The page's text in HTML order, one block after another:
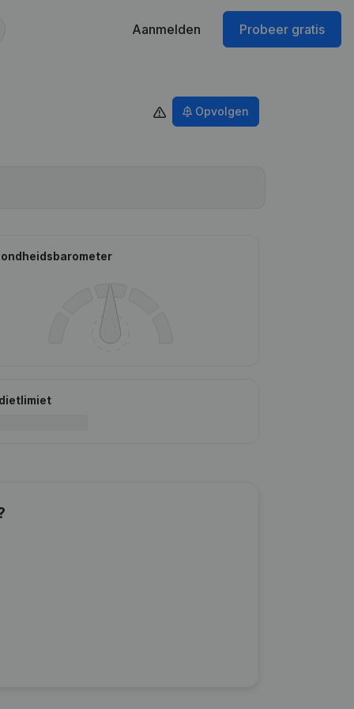
Aanmelden Probeer gratis
Opvolgen